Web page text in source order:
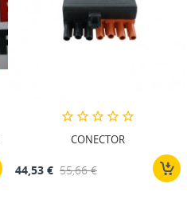
CONECTOR
44,53 € 55,66 €